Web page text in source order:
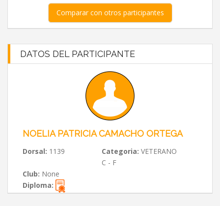
Comparar con otros participantes
DATOS DEL PARTICIPANTE
NOELIA PATRICIA CAMACHO ORTEGA
Dorsal: 1139 Categoria: VETERANO
C - F
Club: None
Diploma: